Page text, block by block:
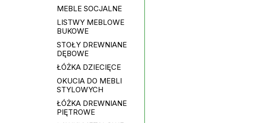
MEBLE SOCJALNE
LISTWY MEBLOWE
BUKOWE
STOŁY DREWNIANE
DĘBOWE
ŁÓŻKA DZIECIĘCE
OKUCIA DO MEBLI
STYLOWYCH
ŁÓŻKA DREWNIANE
PIĘTROWE